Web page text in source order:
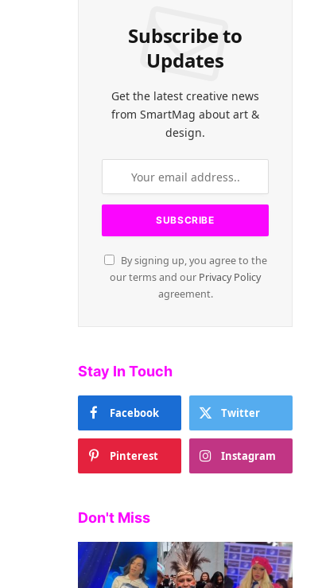
Subscribe to
Updates
Get the latest creative news
from SmartMag about art &
design.
By signing up, you agree to the
our terms and our Privacy Policy
agreement.
Stay In Touch
Facebook Twitter
Pinterest Instagram
Don't Miss